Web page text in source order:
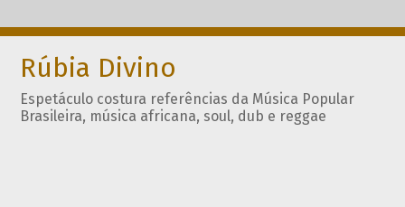
Rúbia Divino
Espetáculo costura referências da Música Popular
Brasileira, música africana, soul, dub e reggae